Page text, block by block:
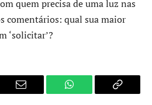
quem precisa de uma luz nas
comentários: qual sua maior
‘solicitar’?
Email WhatsApp Copy